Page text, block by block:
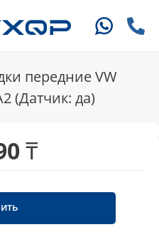
передние VW
(Датчик: да)
₸